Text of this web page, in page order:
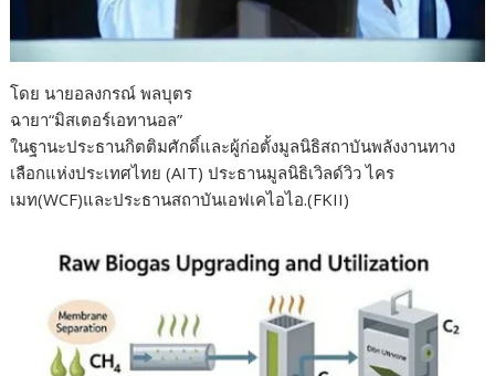
โดย นายอลงกรณ์ พลบุตร
ฉายา“มิสเตอร์เอทานอล”
ในฐานะประธานกิตติมศักดิ์และผู้ก่อตั้งมูลนิธิสถาบันพลังงานทาง
เลือกแห่งประเทศไทย (AIT) ประธานมูลนิธิเวิลด์วิว ไคร
เมท(WCF)และประธานสถาบันเอฟเคไอไอ.(FKII)